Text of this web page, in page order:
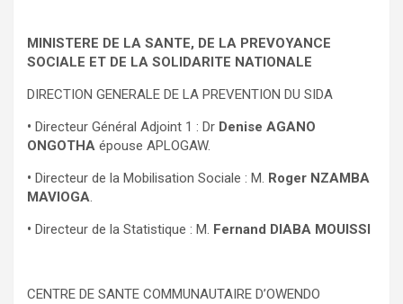
MINISTERE DE LA SANTE, DE LA PREVOYANCE
SOCIALE ET DE LA SOLIDARITE NATIONALE
DIRECTION GENERALE DE LA PREVENTION DU SIDA
• Directeur Général Adjoint 1 : Dr Denise AGANO
ONGOTHA épouse APLOGAW.
• Directeur de la Mobilisation Sociale : M. Roger NZAMBA
MAVIOGA.
• Directeur de la Statistique : M. Fernand DIABA MOUISSI
CENTRE DE SANTE COMMUNAUTAIRE D’OWENDO